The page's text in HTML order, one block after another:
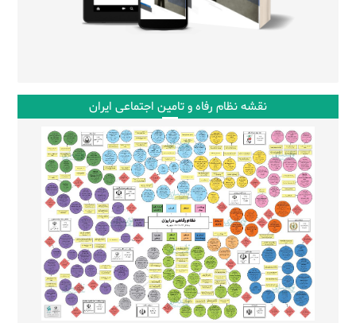
نقشه نظام رفاه و تامین اجتماعی ایران